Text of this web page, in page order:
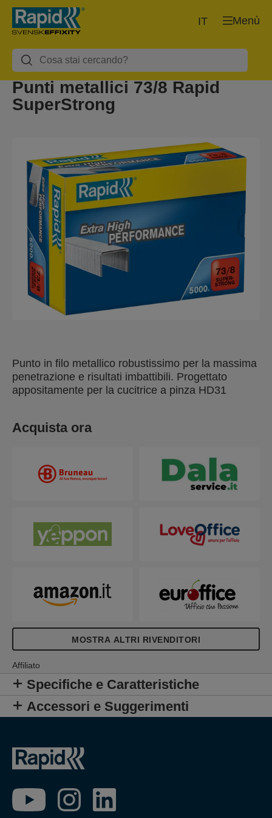
Menù
IT
Punti metallici 73/8 Rapid
SuperStrong
Punto in filo metallico robustissimo per la massima
penetrazione e risultati imbattibili. Progettato
appositamente per la cucitrice a pinza HD31
Acquista ora
MOSTRA ALTRI RIVENDITORI
Affiliato
Specifiche e Caratteristiche
Accessori e Suggerimenti